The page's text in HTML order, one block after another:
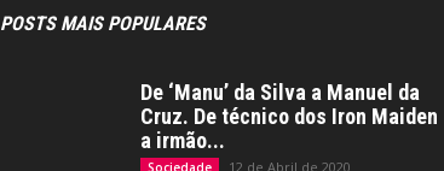
POSTS MAIS POPULARES
De ‘Manu’ da Silva a Manuel da
Cruz. De técnico dos Iron Maiden
a irmão...
Sociedade 12 de Abril de 2020